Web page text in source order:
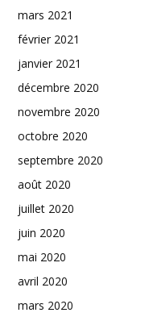
mars 2021
février 2021
janvier 2021
décembre 2020
novembre 2020
octobre 2020
septembre 2020
août 2020
juillet 2020
juin 2020
mai 2020
avril 2020
mars 2020